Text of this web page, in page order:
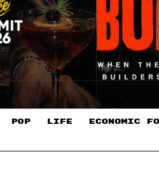
POP LIFE ECONOMIC